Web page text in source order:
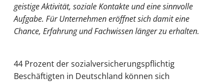
geistige Aktivität, soziale Kontakte und eine sinnvolle
Aufgabe. Für Unternehmen eröffnet sich damit eine
Chance, Erfahrung und Fachwissen länger zu erhalten.
44 Prozent der sozialversicherungspflichtig
Beschäftigten in Deutschland können sich